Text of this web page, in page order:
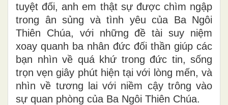
tuyệt đối, anh em thật sự được chìm ngập
trong ân sủng và tình yêu của Ba Ngôi
Thiên Chúa, với những đề tài suy niệm
xoay quanh ba nhân đức đối thần giúp các
bạn nhìn về quá khứ trong đức tin, sống
trọn vẹn giây phút hiện tại với lòng mến, và
nhìn về tương lai với niềm cậy trông vào
sự quan phòng của Ba Ngôi Thiên Chúa.